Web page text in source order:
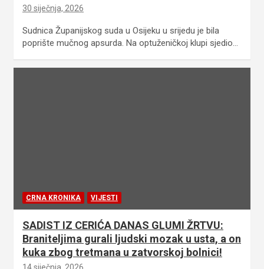
30 siječnja, 2026
Sudnica Županijskog suda u Osijeku u srijedu je bila
poprište mučnog apsurda. Na optuženičkoj klupi sjedio…
CRNA KRONIKA VIJESTI
SADIST IZ CERIĆA DANAS GLUMI ŽRTVU:
Braniteljima gurali ljudski mozak u usta, a on
kuka zbog tretmana u zatvorskoj bolnici!
14 siječnja, 2026